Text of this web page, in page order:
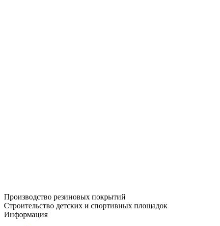
Производство резиновых покрытий
Строительство детских и спортивных площадок
Информация